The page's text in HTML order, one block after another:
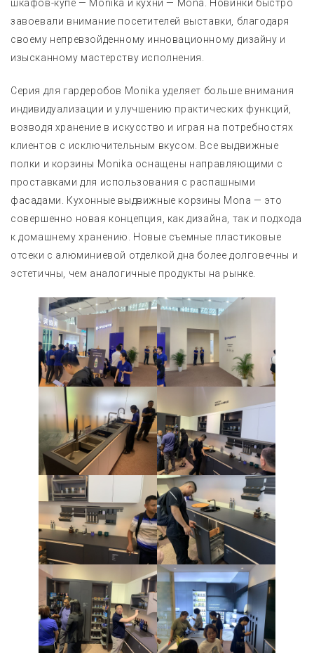
шкафов-купе — Monika и кухни — Mona. Новинки быстро
завоевали внимание посетителей выставки, благодаря
своему непревзойденному инновационному дизайну и
изысканному мастерству исполнения.
Серия для гардеробов Monika уделяет больше внимания
индивидуализации и улучшению практических функций,
возводя хранение в искусство и играя на потребностях
клиентов с исключительным вкусом. Все выдвижные
полки и корзины Monika оснащены направляющими с
проставками для использования с распашными
фасадами. Кухонные выдвижные корзины Mona — это
совершенно новая концепция, как дизайна, так и подхода
к домашнему хранению. Новые съемные пластиковые
отсеки с алюминиевой отделкой дна более долговечны и
эстетичны, чем аналогичные продукты на рынке.